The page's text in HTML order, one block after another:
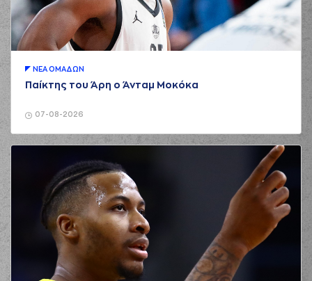
07-08-2026
ΝΕA ΟΜAΔΩΝ
Παίκτης του Άρη ο Άνταμ Μοκόκα